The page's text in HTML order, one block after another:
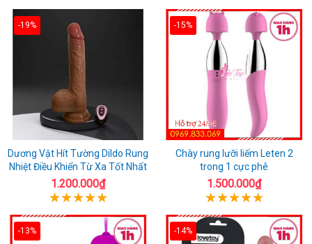
-19%
Dương Vật Hít Tường Dildo Rung
Nhiệt Điều Khiển Từ Xa Tốt Nhất
1.200.000₫
-15%
Chày rung lưỡi liếm Leten 2
trong 1 cực phê
1.500.000₫
-13% -14%